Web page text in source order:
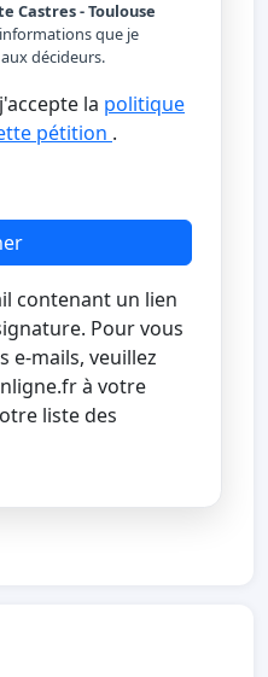
Castres - Toulouse
que je
décideurs.
la politique
pétition .
contenant un lien
Pour vous
e-mails, veuillez
à votre
liste des